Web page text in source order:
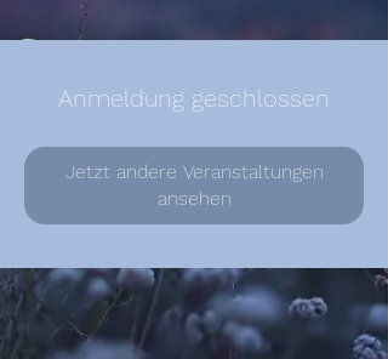
Anmeldung geschlossen
Jetzt andere Veranstaltungen
ansehen